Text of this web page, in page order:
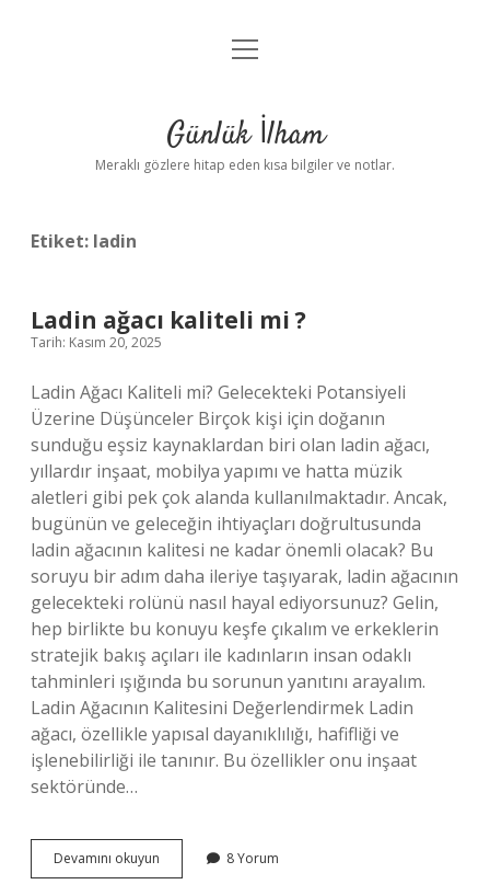
Anasayfa
Yasal Uyarı
menüyü
Günlük İlham
Meraklı gözlere hitap eden kısa bilgiler ve notlar.
Etiket: ladin
Ladin ağacı kaliteli mi ?
Tarih: Kasım 20, 2025
Ladin Ağacı Kaliteli mi? Gelecekteki Potansiyeli
Üzerine Düşünceler Birçok kişi için doğanın
sunduğu eşsiz kaynaklardan biri olan ladin ağacı,
yıllardır inşaat, mobilya yapımı ve hatta müzik
aletleri gibi pek çok alanda kullanılmaktadır. Ancak,
bugünün ve geleceğin ihtiyaçları doğrultusunda
ladin ağacının kalitesi ne kadar önemli olacak? Bu
soruyu bir adım daha ileriye taşıyarak, ladin ağacının
gelecekteki rolünü nasıl hayal ediyorsunuz? Gelin,
hep birlikte bu konuyu keşfe çıkalım ve erkeklerin
stratejik bakış açıları ile kadınların insan odaklı
tahminleri ışığında bu sorunun yanıtını arayalım.
Ladin Ağacının Kalitesini Değerlendirmek Ladin
ağacı, özellikle yapısal dayanıklılığı, hafifliği ve
işlenebilirliği ile tanınır. Bu özellikler onu inşaat
sektöründe…
Devamını okuyun
ağacı
8 Yorum